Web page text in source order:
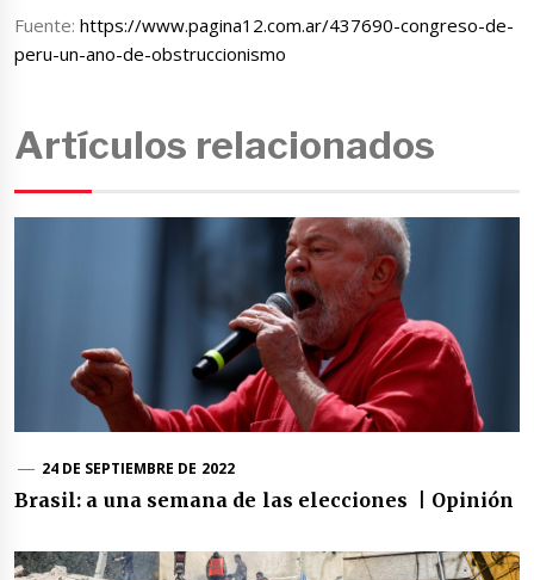
Fuente:https://www.pagina12.com.ar/437690-congreso-de-
peru-un-ano-de-obstruccionismo
Artículos relacionados
24 DE SEPTIEMBRE DE 2022
Brasil: a una semana de las elecciones | Opinión